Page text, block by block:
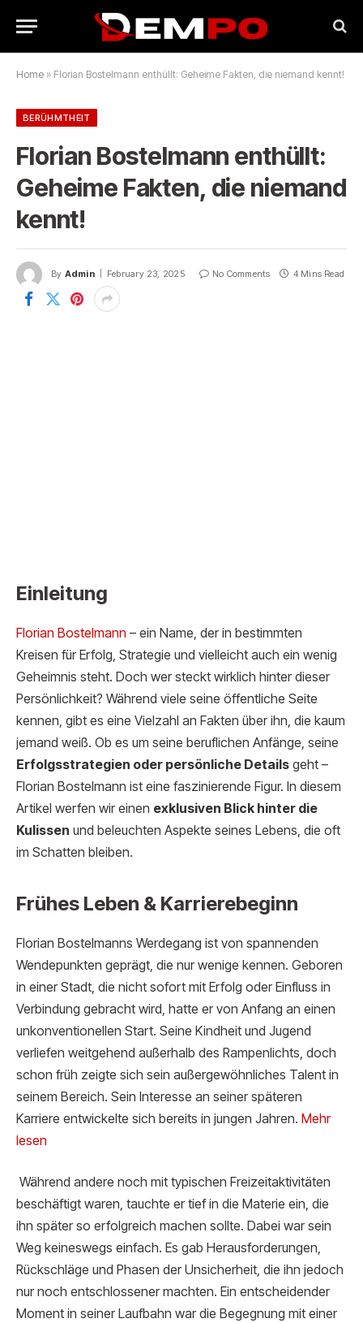
Home » Florian Bostelmann enthüllt: Geheime Fakten, die niemand kennt!
BERÜHMTHEIT
Florian Bostelmann enthüllt:
Geheime Fakten, die niemand
kennt!
By Admin February 23, 2025 No Comments 4 Mins Read
Einleitung
Florian Bostelmann – ein Name, der in bestimmten
Kreisen für Erfolg, Strategie und vielleicht auch ein wenig
Geheimnis steht. Doch wer steckt wirklich hinter dieser
Persönlichkeit? Während viele seine öffentliche Seite
kennen, gibt es eine Vielzahl an Fakten über ihn, die kaum
jemand weiß. Ob es um seine beruflichen Anfänge, seine
Erfolgsstrategien oder persönliche Details geht –
Florian Bostelmann ist eine faszinierende Figur. In diesem
Artikel werfen wir einen exklusiven Blick hinter die
Kulissen und beleuchten Aspekte seines Lebens, die oft
im Schatten bleiben.
Frühes Leben & Karrierebeginn
Florian Bostelmanns Werdegang ist von spannenden
Wendepunkten geprägt, die nur wenige kennen. Geboren
in einer Stadt, die nicht sofort mit Erfolg oder Einfluss in
Verbindung gebracht wird, hatte er von Anfang an einen
unkonventionellen Start. Seine Kindheit und Jugend
verliefen weitgehend außerhalb des Rampenlichts, doch
schon früh zeigte sich sein außergewöhnliches Talent in
seinem Bereich. Sein Interesse an seiner späteren
Karriere entwickelte sich bereits in jungen Jahren. Mehr
lesen
Während andere noch mit typischen Freizeitaktivitäten
beschäftigt waren, tauchte er tief in die Materie ein, die
ihn später so erfolgreich machen sollte. Dabei war sein
Weg keineswegs einfach. Es gab Herausforderungen,
Rückschläge und Phasen der Unsicherheit, die ihn jedoch
nur noch entschlossener machten. Ein entscheidender
Moment in seiner Laufbahn war die Begegnung mit einer